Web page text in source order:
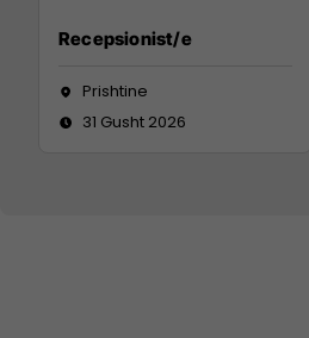
Recepsionist/e
Prishtine
31 Gusht 2026